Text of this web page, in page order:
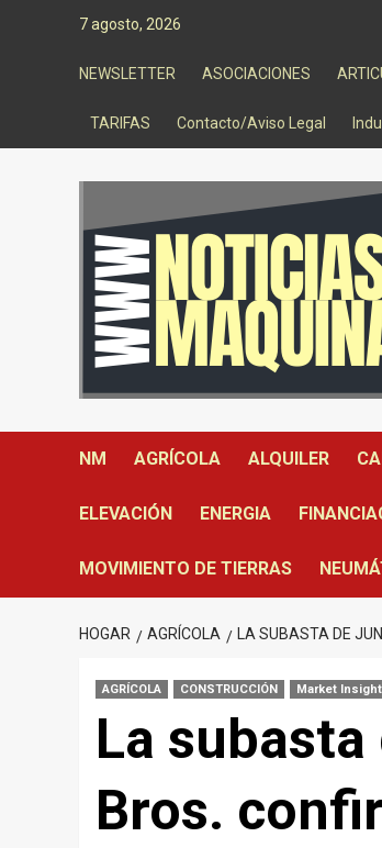
7 agosto, 2026
NEWSLETTER ASOCIACIONES
TARIFAS Contacto/Aviso Legal
NM AGRÍCOLA ALQUILER
ELEVACIÓN ENERGIA
MOVIMIENTO DE TIERRAS
HOGAR AGRÍCOLA LA SUBASTA DE
AGRÍCOLA CONSTRUCCIÓN Market Insight
La
Bros.